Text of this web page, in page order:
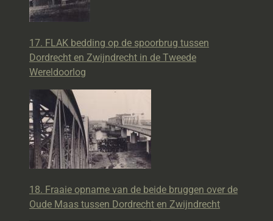
17. FLAK bedding op de spoorbrug tussen
Dordrecht en Zwijndrecht in de Tweede
Wereldoorlog
18. Fraaie opname van de beide bruggen over de
Oude Maas tussen Dordrecht en Zwijndrecht